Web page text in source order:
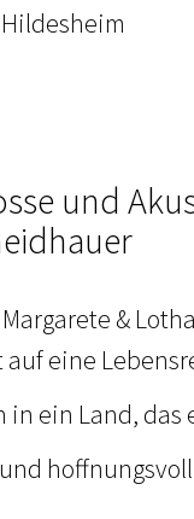
und
&
eine
ein Land,